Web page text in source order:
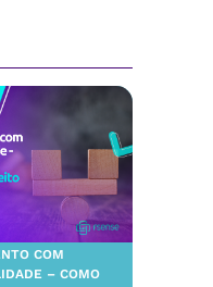
COM
– COMO